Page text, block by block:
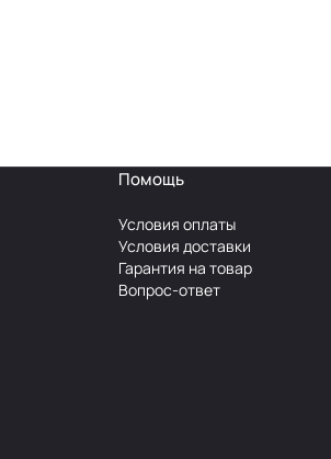
Помощь
Условия оплаты
Условия доставки
Гарантия на товар
Вопрос-ответ